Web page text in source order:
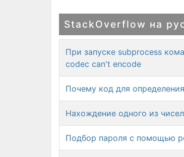
StackOverflow на
При запуске subprocess
codec can't encode
Почему код для
Нахождение одного из
Подбор пароля с помощью